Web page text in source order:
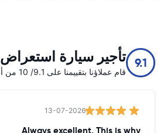
9.1 تأجير سيارة استعراض
قام عملاؤنا بتقييمنا على 9.1/ 10 من أصل 12842
13-07-2026
Always excellent. This is why